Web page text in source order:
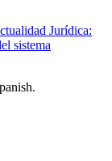
Jurídica:
sistema